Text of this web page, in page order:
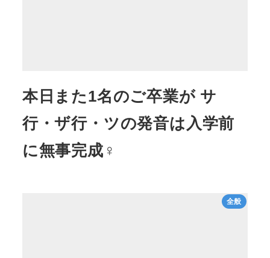
本日また1名のご卒業が サ
行・ザ行・ツの発音は入学前
に無事完成♀
全般